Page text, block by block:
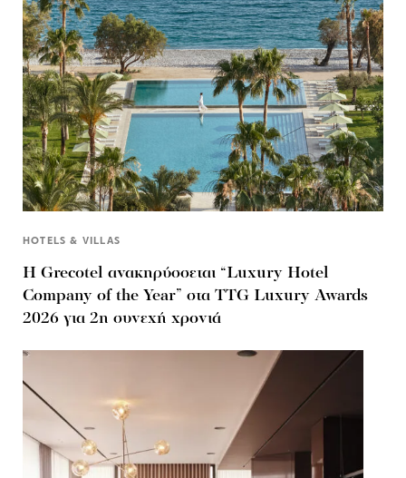
HOTELS & VILLAS
Η Grecotel ανακηρύσσεται “Luxury Hotel
Company of the Year” στα TTG Luxury Awards
2026 για 2η συνεχή χρονιά